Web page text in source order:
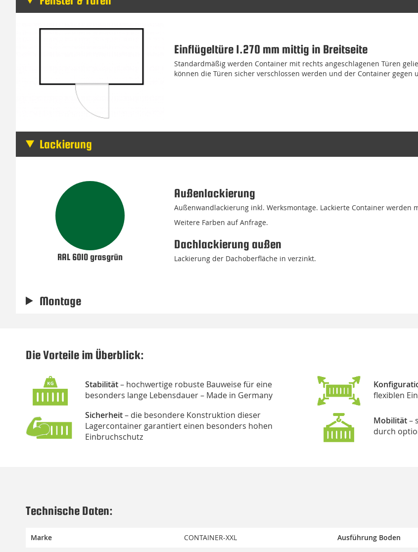
Einflügeltüre 1.270 mm mittig in Breitseite
Standardmäßig werden Container mit rechts angeschlagenen Türen
können die Türen sicher verschlossen werden und der Container gegen
Lackierung
RAL 6010 grasgrün
Außenlackierung
Außenwandlackierung inkl. Werksmontage. Lackierte Container werden
Weitere Farben auf Anfrage.
Dachlackierung außen
Lackierung der Dachoberfläche in verzinkt.
Montage
Die Vorteile im Überblick:
Stabilität– hochwertige robuste Bauweise für eine
besonders lange Lebensdauer – Made in Germany
flexiblen
Sicherheit– die besondere Konstruktion dieser
Lagercontainer garantiert einen besonders hohen
Einbruchschutz
Mobilität–
durch
Technische Daten:
Marke CONTAINER-XXL Ausführung Boden